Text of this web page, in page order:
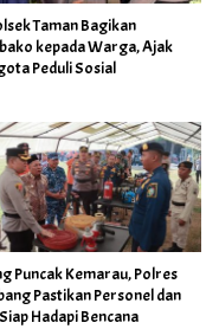
Taman Bagikan
kepada Warga, Ajak
Peduli Sosial
Puncak Kemarau, Polres
Pastikan Personel dan
Hadapi Bencana